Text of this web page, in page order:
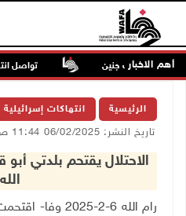
أهم الاخبار
جنوب غرب جنين تواصل
الرئيسية انتهاكات إسرائيلية
تاريخ النشر: 06/02/2025 11:44 ص
الاحتلال يقتحم بلدتي
الله
رام الله 6-2-2025 وفا-